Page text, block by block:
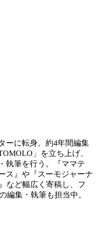
ーに転身。約4年間編集
」を立ち上げ、
執筆を行う。『ママテ
ス』や『スーモジャーナ
など幅広く寄稿し、フ
編集・執筆も担当中。